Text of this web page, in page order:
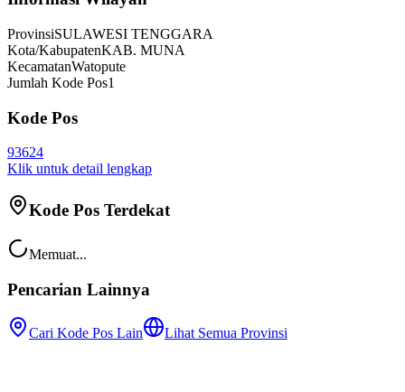
ProvinsiSULAWESI TENGGARA
Kota/KabupatenKAB. MUNA
KecamatanWatopute
Jumlah Kode Pos1
Kode Pos
93624
Klik untuk detail lengkap
Kode Pos Terdekat
Memuat...
Pencarian Lainnya
Cari Kode Pos Lain Lihat Semua Provinsi